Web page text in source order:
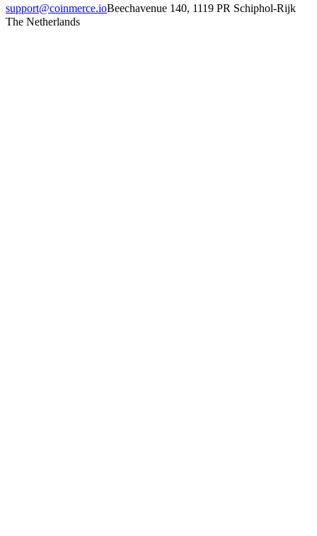
support@coinmerce.ioBeechavenue 140, 1119 PR Schiphol-Rijk
The Netherlands